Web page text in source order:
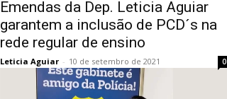
Emendas da Dep. Leticia Aguiar
garantem a inclusão de PCD´s na
rede regular de ensino
Leticia Aguiar - 10 de setembro de 2021 0